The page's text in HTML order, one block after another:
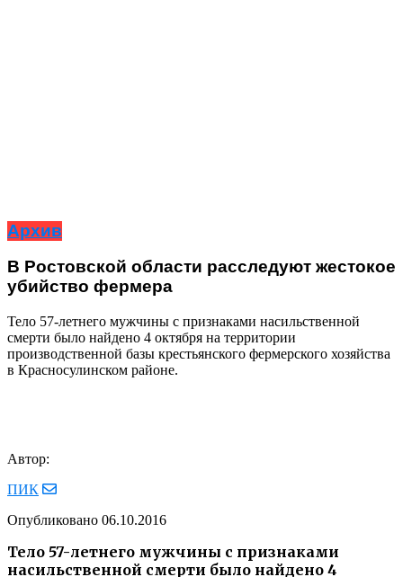
Архив
В Ростовской области расследуют жестокое
убийство фермера
Тело 57-летнего мужчины с признаками насильственной
смерти было найдено 4 октября на территории
производственной базы крестьянского фермерского хозяйства
в Красносулинском районе.
Автор:
ПИК
Опубликовано 06.10.2016
Тело 57-летнего мужчины с признаками
насильственной смерти было найдено 4